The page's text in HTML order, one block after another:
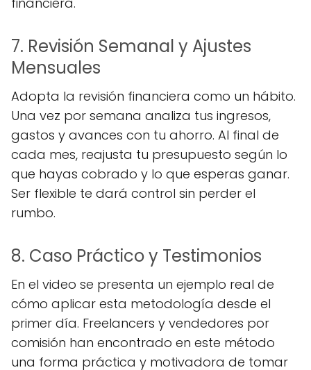
7. Revisión Semanal y Ajustes
Mensuales
Adopta la revisión financiera como un hábito.
Una vez por semana analiza tus ingresos,
gastos y avances con tu ahorro. Al final de
cada mes, reajusta tu presupuesto según lo
que hayas cobrado y lo que esperas ganar.
Ser flexible te dará control sin perder el
rumbo.
8. Caso Práctico y Testimonios
En el video se presenta un ejemplo real de
cómo aplicar esta metodología desde el
primer día. Freelancers y vendedores por
comisión han encontrado en este método
una forma práctica y motivadora de tomar